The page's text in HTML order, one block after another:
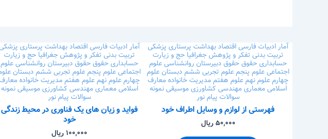
آمارادبیات فارسیاقتصادبهداشت پرستاری پزشکی
تربیت بدنی تفکر و پژوهشجغرافیا حج و زیارت
حسابداریحقوقحقوق دبیرستان روانشناسیعلوم
اجتماعیعلوم پنجمعلوم تجربی ششم دبستانعلوم
چهارمعلوم نهمعلوم هفتممدیریت خانوادهمعارف
اسلامیمعماریمهندسی کشاورزیموسیقینمونه
سوالات پیام نور
فهرستی از لوازم و وسایل اطراف خود
۵۰,۰۰۰ ریال
آمارادبیات فارسیاقتصادبهداشت پرستاری
تربیت بدنی تفکر و پژوهشجغرافیا حج و زیارت
حسابداریحقوقحقوق دبیرستان روانشناسیعلوم
اجتماعیعلوم پنجمعلوم تجربی ششم دبستان
چهارمعلوم نهمعلوم هفتممدیریت خانواده
اسلامیمعماریمهندسی کشاورزیموسیقینمونه
سوالات پیام نور
فواید و زیان های یک فناوری در محیط زندگی
خود
۱۰۰,۰۰۰ ریال